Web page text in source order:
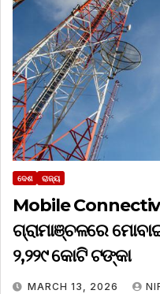
ଦେଶ ରାଜ୍ୟ
Mobile
ଗ୍ରାମାଞ୍ଚଳରେ
୨,୨୨୯ କୋଟି ଟଙ୍କା
MARCH 13, 2026